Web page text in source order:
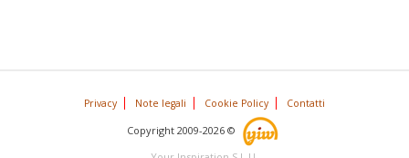
Privacy Note legali Cookie Policy Contatti
Copyright 2009-2026 ©